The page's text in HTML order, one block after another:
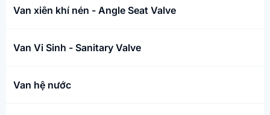
Van xiên khí nén - Angle Seat Valve
Van Vi Sinh - Sanitary Valve
Van hệ nước